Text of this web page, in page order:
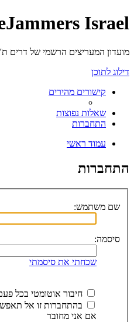
Israel
מועדון המעריצים הרשמי של דרים
דילוג לתוכן
קישורים מהירים
שאלות נפוצות
התחברות
עמוד ראשי
התחברות
שם משתמש:
סיסמה:
שכחתי את סיסמתי
חיבור אוטומטי בכל
בהתחברות זו אל
אם אני מחובר